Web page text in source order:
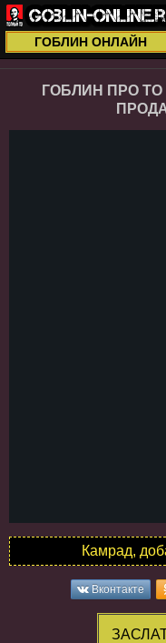
ГОБЛИН ОНЛАЙН
ГОБЛИН ПРО
Камрад,
Вконтакте